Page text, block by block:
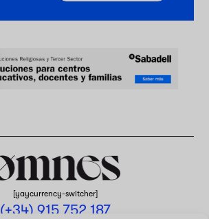
[yaycurrency-switcher]
(+34) 915 752 187